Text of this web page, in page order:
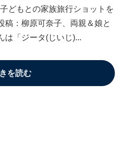
どもとの家族旅行ショットを
稿：柳原可奈子、両親＆娘と
は「ジータ(じいじ)...
を読む